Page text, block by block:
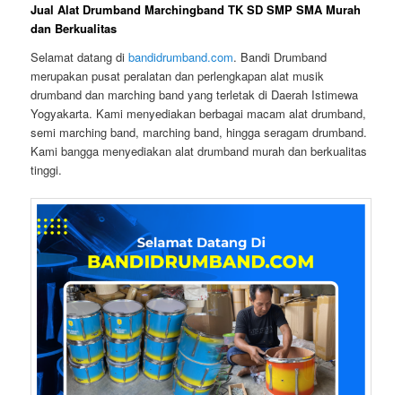
Jual Alat Drumband Marchingband TK SD SMP SMA Murah
dan Berkualitas
Selamat datang dibandidrumband.com. Bandi Drumband
merupakan pusat peralatan dan perlengkapan alat musik
drumband dan marching band yang terletak di Daerah Istimewa
Yogyakarta. Kami menyediakan berbagai macam alat drumband,
semi marching band, marching band, hingga seragam drumband.
Kami bangga menyediakan alat drumband murah dan berkualitas
tinggi.